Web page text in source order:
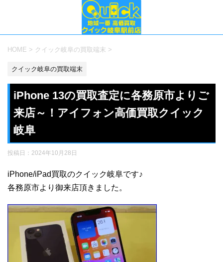
HOME > クイック岐阜の買取端末 >
クイック岐阜の買取端末
iPhone 13の買取査定に各務原市よりご
来店～！アイフォン高価買取クイック
岐阜
投稿日： 2024年10月28日
iPhone/iPad買取のクイック岐阜です♪
各務原市より御来店頂きました。